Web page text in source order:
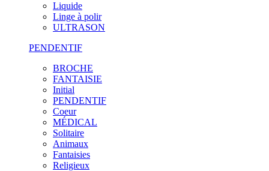
Liquide
Linge à polir
ULTRASON
PENDENTIF
BROCHE
FANTAISIE
Initial
PENDENTIF
Coeur
MÉDICAL
Solitaire
Animaux
Fantaisies
Religieux